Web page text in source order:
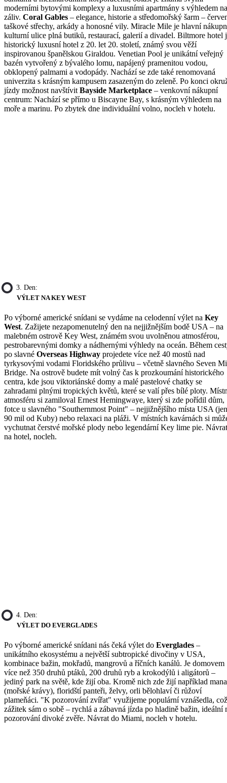
moderními bytovými komplexy a luxusními apartmány s výhledem na
záliv. Coral Gables – elegance, historie a středomořský šarm –
taškové střechy, arkády a honosné vily. Miracle Mile je hlavní
kulturní ulice plná butiků, restaurací, galerií a divadel. Biltmore hotel
historický luxusní hotel z 20. let 20. století, známý svou věží
inspirovanou španělskou Giraldou. Venetian Pool je unikátní veřejný
bazén vytvořený z bývalého lomu, napájený pramenitou vodou,
obklopený palmami a vodopády. Nachází se zde také renomovaná
univerzita s krásným kampusem zasazeným do zeleně. Po konci
jízdy možnost navštívitBayside Marketplace – venkovní nákupní
centrum: Nachází se přímo u Biscayne Bay, s krásným výhledem na
moře a marinu. Po zbytek dne individuální volno, nocleh v hotelu.
3. Den:
VÝLET NA KEY WEST
Po výborné americké snídani se vydáme na celodenní výlet na Key
West. Zažijete nezapomenutelný den na nejjižnějším bodě USA – na
malebném ostrově Key West, známém svou uvolněnou atmosférou,
pestrobarevnými domky a nádhernými výhledy na oceán. Během
po slavné Overseas Highway projedete více než 40 mostů nad
tyrkysovými vodami Floridského průlivu – včetně slavného Seven
Bridge. Na ostrově budete mít volný čas k prozkoumání historického
centra, kde jsou viktoriánské domy a malé pastelové chatky se
zahradami plnými tropických květů, které se valí přes bílé ploty.
atmosféru si zamiloval Ernest Hemingwaye, který si zde pořídil dům,
fotce u slavného "Southernmost Point" – nejjižnějšího místa USA (jen
90 mil od Kuby) nebo relaxaci na pláži. V místních kavárnách si
vychutnat čerstvé mořské plody nebo legendární Key lime pie. Návrat
na hotel, nocleh.
4. Den:
VÝLET DO EVERGLADES
Po výborné americké snídani nás čeká výlet do Everglades –
unikátního ekosystému a největší subtropické divočiny v USA,
kombinace bažin, mokřadů, mangrovů a říčních kanálů. Je domovem
více než 350 druhů ptáků, 200 druhů ryb a krokodýlů i aligátorů –
jediný park na světě, kde žijí oba. Kromě nich zde žijí například
(mořské krávy), floridští panteři, želvy, orli bělohlaví či růžoví
plameňáci. "K pozorování zvířat" využijeme populární vznášedla,
zážitek sám o sobě – rychlá a zábavná jízda po hladině bažin, ideální
pozorování divoké zvěře. Návrat do Miami, nocleh v hotelu.